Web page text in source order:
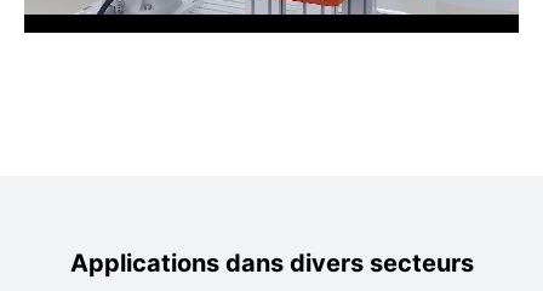
Applications dans divers secteurs